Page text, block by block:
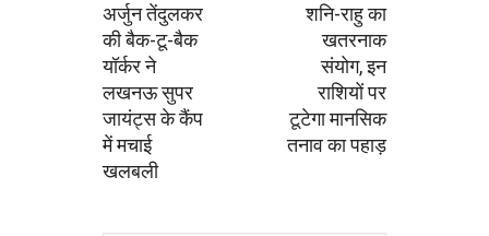
अर्जुन तेंदुलकर
की बैक-टू-बैक
यॉर्कर ने
लखनऊ सुपर
जायंट्स के कैंप
में मचाई
खलबली
शनि-राहु का
खतरनाक
संयोग, इन
राशियों पर
टूटेगा मानसिक
तनाव का पहाड़